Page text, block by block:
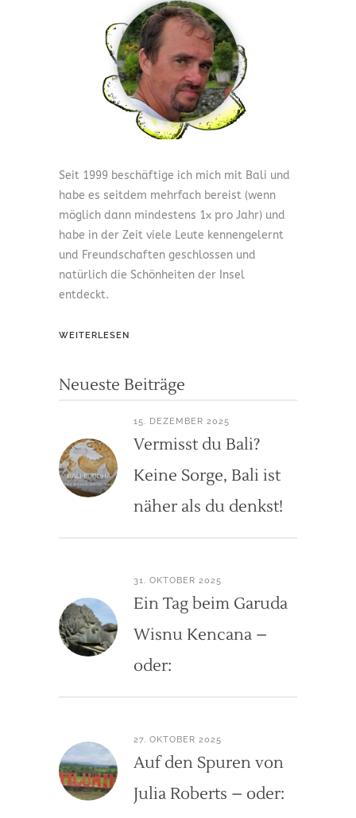
Seit 1999 beschäftige ich mich mit Bali und
habe es seitdem mehrfach bereist (wenn
möglich dann mindestens 1x pro Jahr) und
habe in der Zeit viele Leute kennengelernt
und Freundschaften geschlossen und
natürlich die Schönheiten der Insel
entdeckt.
WEITERLESEN
Neueste Beiträge
15. DEZEMBER 2025
Vermisst du Bali?
Keine Sorge, Bali ist
näher als du denkst!
31. OKTOBER 2025
Ein Tag beim Garuda
Wisnu Kencana –
oder:
27. OKTOBER 2025
Auf den Spuren von
Julia Roberts – oder: